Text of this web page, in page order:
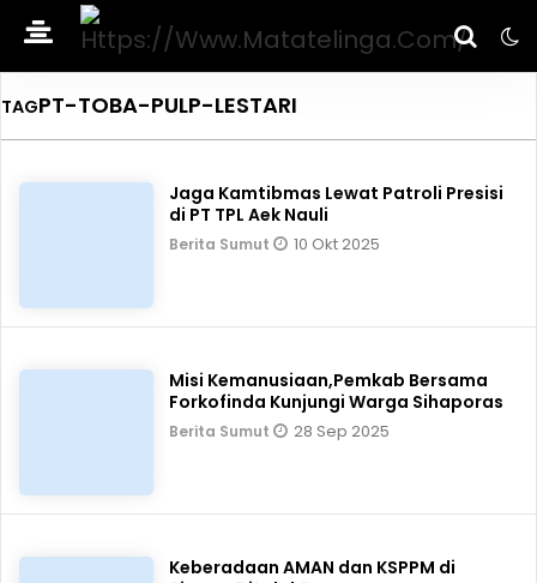
TAGPT-TOBA-PULP-LESTARI
Jaga Kamtibmas Lewat Patroli Presisi
di PT TPL Aek Nauli
Berita Sumut 10 Okt 2025
Misi Kemanusiaan,Pemkab Bersama
Forkofinda Kunjungi Warga Sihaporas
Berita Sumut 28 Sep 2025
Keberadaan AMAN dan KSPPM di